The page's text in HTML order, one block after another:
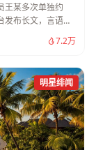
王某多次单独约
布长文，言语中
7.2万
明星绯闻